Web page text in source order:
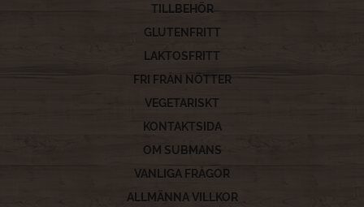
TILLBEHÖR
GLUTENFRITT
LAKTOSFRITT
FRI FRÅN NÖTTER
VEGETARISKT
KONTAKTSIDA
OM SUBMANS
VANLIGA FRÅGOR
ALLMÄNNA VILLKOR